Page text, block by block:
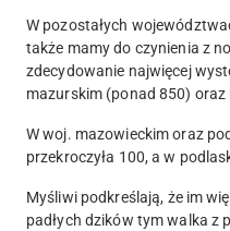
W pozostałych
także mamy do czynienia z
zdecydowanie najwięcej
mazurskim (ponad 850) oraz
W woj. mazowieckim oraz
przekroczyła 100, a w
Myśliwi podkreślają, że im
padłych dzików tym walka z